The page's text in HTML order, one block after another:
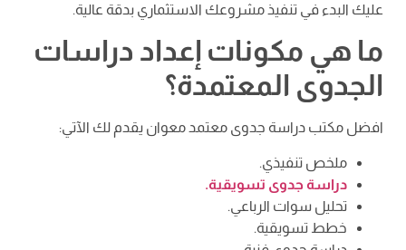
عليك البدء في تنفيذ مشروعك الاستثماري بدقة عالية.
ما هي مكونات إعداد دراسات
الجدوى المعتمدة؟
افضل مكتب دراسة جدوى معتمد معوان يقدم لك الآتي:
ملخص تنفيذي.
دراسة جدوى تسويقية.
تحليل سوات الرباعي.
خطط تسويقية.